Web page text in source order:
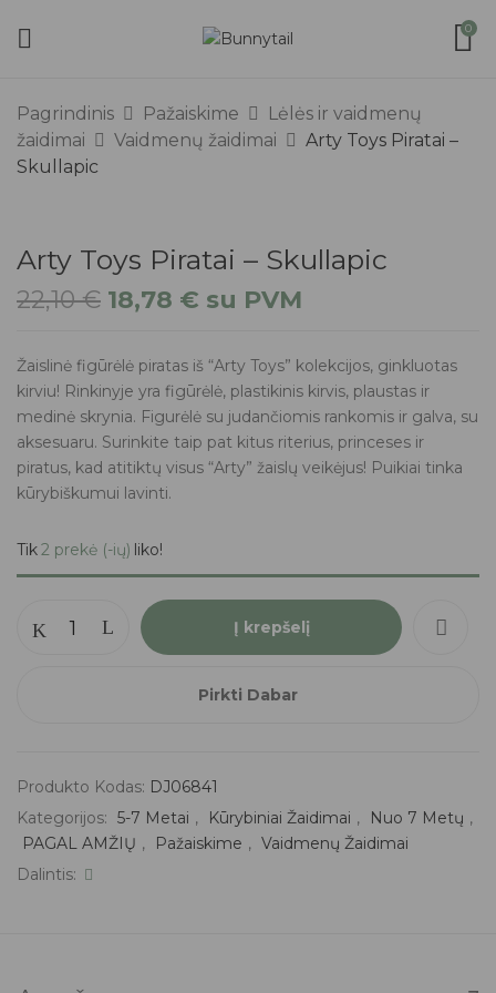
0
Pagrindinis Pažaiskime
Lėlės ir vaidmenų
žaidimai
Vaidmenų žaidimai
Arty Toys Piratai –
Skullapic
Arty Toys Piratai – Skullapic
22,10€ 18,78 € su PVM
Žaislinė figūrėlė piratas iš “Arty Toys” kolekcijos, ginkluotas
kirviu! Rinkinyje yra figūrėlė, plastikinis kirvis, plaustas ir
medinė skrynia. Figurėlė su judančiomis rankomis ir galva, su
aksesuaru. Surinkite taip pat kitus riterius, princeses ir
piratus, kad atitiktų visus “Arty” žaislų veikėjus! Puikiai tinka
kūrybiškumui lavinti.
Tik2 prekė (-ių) liko!
Į krepšelį
Pirkti Dabar
Produkto Kodas: DJ06841
Kategorijos: 5-7 Metai , Kūrybiniai Žaidimai , Nuo 7 Metų ,
PAGAL AMŽIŲ , Pažaiskime , Vaidmenų Žaidimai
Dalintis: